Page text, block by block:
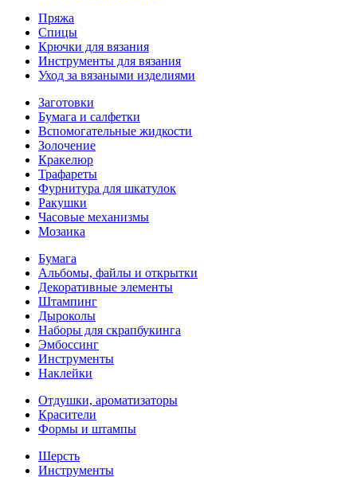
Пряжа
Спицы
Крючки для вязания
Инструменты для вязания
Уход за вязаными изделиями
Заготовки
Бумага и салфетки
Вспомогательные жидкости
Золочение
Кракелюр
Трафареты
Фурнитура для шкатулок
Ракушки
Часовые механизмы
Мозаика
Бумага
Альбомы, файлы и открытки
Декоративные элементы
Штампинг
Дыроколы
Наборы для скрапбукинга
Эмбоссинг
Инструменты
Наклейки
Отдушки, ароматизаторы
Красители
Формы и штампы
Шерсть
Инструменты